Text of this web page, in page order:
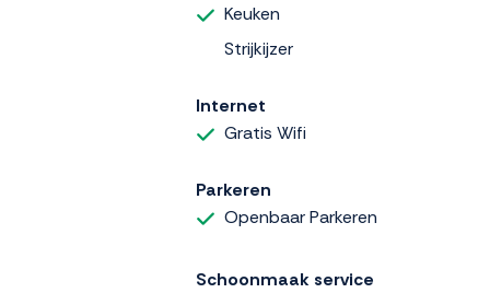
Keuken
Strijkijzer
Internet
Gratis Wifi
Parkeren
Openbaar Parkeren
Schoonmaak service